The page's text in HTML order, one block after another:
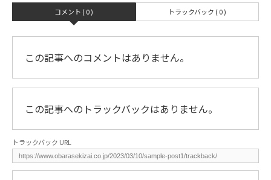
コメント ( 0 ) トラックバック ( 0 )
この記事へのコメントはありません。
この記事へのトラックバックはありません。
トラックバック URL